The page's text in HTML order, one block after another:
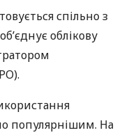
спільно з
облікову
популярнішим. На